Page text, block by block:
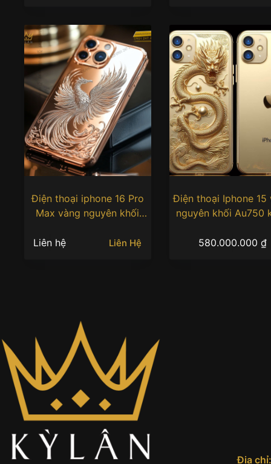
Điện thoại iphone 16 Pro
Max vàng nguyên khối
Liên hệ Liên Hệ
Điện thoại Iphone 15
nguyên khối Au750
580.000.000₫
Địa chỉ: